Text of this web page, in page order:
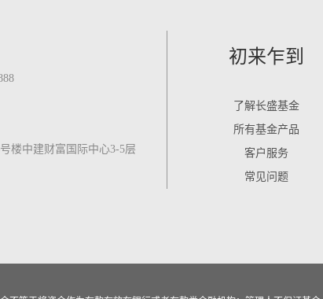
楼中建财富国际中心3-5层
初来乍到
了解长盛基金
所有基金产品
客户服务
常见问题